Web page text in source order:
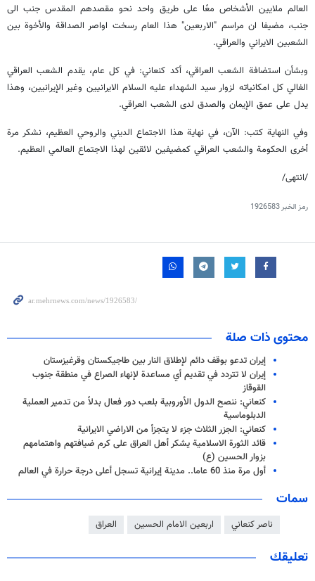
العالم ملايين الأشخاص معًا على طريق واحد نحو مقصدهم المقدس جنب الى
جنب، مضيفا ان مراسم "الاربعين" هذا العام رسخت اواصر الصداقة والأخوة بين
الشعبين الايراني والعراقي.
وبشأن استضافة الشعب العراقي، أكد كنعاني: في كل عام، يقدم الشعب العراقي
الغالي كل امكانياته لزوار سيد الشهداء عليه السلام الايرانيين وغير الإيرانيين، وهذا
يدل على عمق الإيمان والصدق لدى الشعب العراقي.
وفي النهاية كتب: الآن، في نهاية هذا الاجتماع الديني والروحي العظيم، نشكر مرة
أخرى الحكومة والشعب العراقي كمضيفين لائقين لهذا الاجتماع العالمي العظيم.
/انتهى/
رمز الخبر1926583
محتوى ذات صلة
إيران تدعو بوقف دائم لإطلاق النار بين طاجيكستان وقرغيزستان
إيران لا تتردد في تقديم أي مساعدة لإنهاء الصراع في منطقة جنوب
القوقاز
كنعاني: ننصح الدول الأوروبية بلعب دور فعال بدلاً من تدمير العملية
الدبلوماسية
كنعاني: الجزر الثلاث جزء لا يتجزأ من الاراضي الايرانية
قائد الثورة الاسلامية يشكر أهل العراق على كرم ضيافتهم واهتمامهم
بزوار الحسين (ع)
أول مرة منذ 60 عاما.. مدينة إيرانية تسجل أعلى درجة حرارة في العالم
سمات
ناصر كنعاني اربعين الامام الحسين العراق
تعليقك